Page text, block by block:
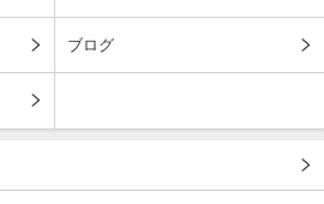
ブログ